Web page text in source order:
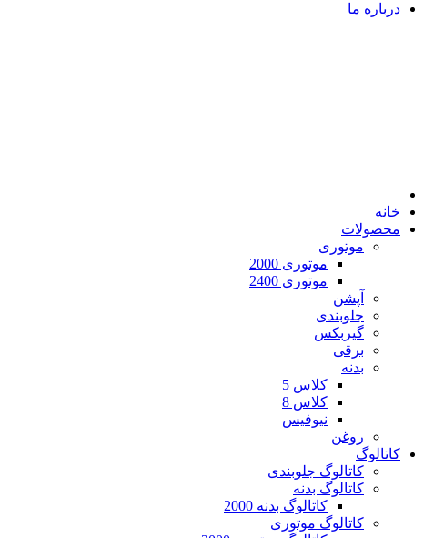
درباره ما
خانه
محصولات
موتوری
موتوری 2000
موتوری 2400
آپشن
جلوبندی
گیربکس
برقی
بدنه
کلاس 5
کلاس 8
نیوفیس
روغن
کاتالوگ
کاتالوگ جلوبندی
کاتالوگ بدنه
کاتالوگ بدنه 2000
کاتالوگ موتوری